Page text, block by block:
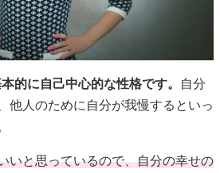
的に自己中心的な性格です。 自分
他人のために自分が我慢するといっ
いと思っているので、自分の幸せの